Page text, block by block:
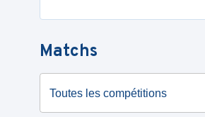
Matchs
Toutes les compétitions